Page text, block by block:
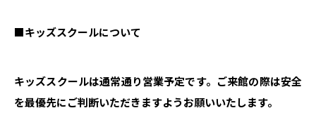
■キッズスクールについて
キッズスクールは通常通り営業予定です。ご来館の際は安全
を最優先にご判断いただきますようお願いいたします。